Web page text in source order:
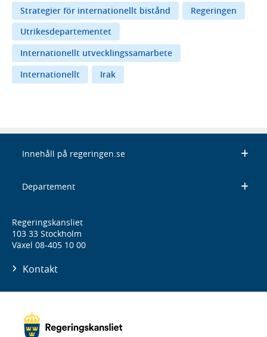
Strategier för internationellt bistånd
Regeringen
Utrikesdepartementet
Internationellt utvecklingssamarbete
Internationellt
Irak
Innehåll på regeringen.se
Departement
Regeringskansliet
103 33 Stockholm
Växel 08-405 10 00
Kontakt